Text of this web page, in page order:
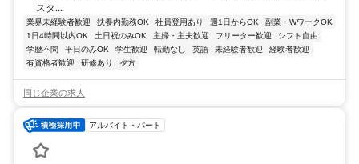
スタ...
業界未経験者歓迎 扶養内勤務OK 社員登用あり 週1日からOK
副業・WワークOK
1日4時間以内OK
土日祝のみOK 主婦・主夫歓迎 フリーター歓迎
シフト自由
学歴不問
平日のみOK 学生歓迎 転勤なし 英語 未経験者歓迎
経験者歓迎
有資格者歓迎
研修あり 夕方
同じ企業の求人
アルバイト・パート